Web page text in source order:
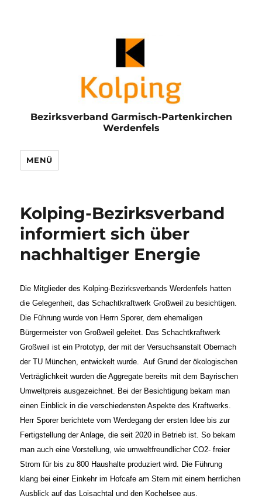
Bezirksverband Garmisch-Partenkirchen
Werdenfels
MENÜ
Kolping-Bezirksverband
informiert sich über
nachhaltiger Energie
Die Mitglieder des Kolping-Bezirksverbands Werdenfels hatten
die Gelegenheit, das Schachtkraftwerk Großweil zu besichtigen.
Die Führung wurde von Herrn Sporer, dem ehemaligen
Bürgermeister von Großweil geleitet. Das Schachtkraftwerk
Großweil ist ein Prototyp, der mit der Versuchsanstalt Obernach
der TU München, entwickelt wurde.Auf Grund der ökologischen
Verträglichkeit wurden die Aggregate bereits mit dem Bayrischen
Umweltpreis ausgezeichnet. Bei der Besichtigung bekam man
einen Einblick in die verschiedensten Aspekte des Kraftwerks.
Herr Sporer berichtete vom Werdegang der ersten Idee bis zur
Fertigstellung der Anlage, die seit 2020 in Betrieb ist. So bekam
man auch eine Vorstellung, wie umweltfreundlicher CO2- freier
Strom für bis zu 800 Haushalte produziert wird. Die Führung
klang bei einer Einkehr im Hofcafe am Stern mit einem herrlichen
Ausblick auf das Loisachtal und den Kochelsee aus.